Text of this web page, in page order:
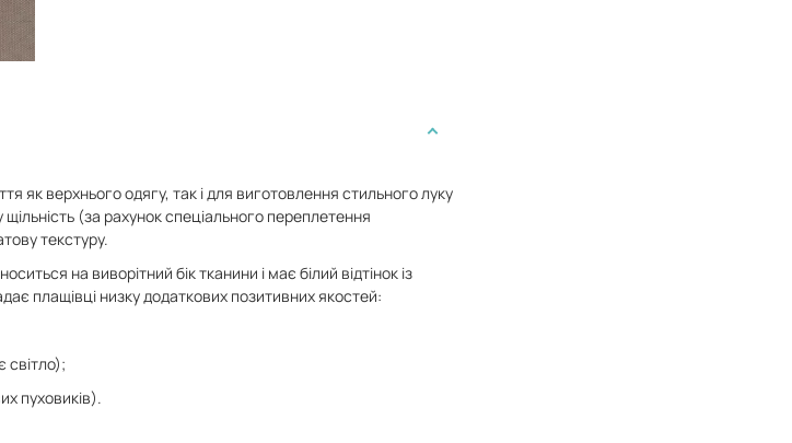
як верхнього одягу, так і для виготовлення стильного луку
(за рахунок спеціального переплетення
текстуру.
на виворітний бік тканини і має білий відтінок із
плащівці низку додаткових позитивних якостей:
пуховиків).